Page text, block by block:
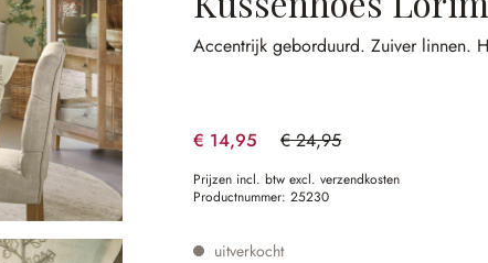
Accentrijk geborduurd.Zuiver linnen.
€ 14,95 € 24,95
(40.08% gespart)
Prijzen incl. btw excl. verzendkosten
Productnummer:25230
uitverkocht